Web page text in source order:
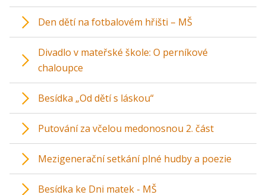
Den dětí na fotbalovém hřišti – MŠ
Divadlo v mateřské škole: O perníkové
chaloupce
Besídka „Od dětí s láskou“
Putování za včelou medonosnou 2. část
Mezigenerační setkání plné hudby a poezie
Besídka ke Dni matek - MŠ